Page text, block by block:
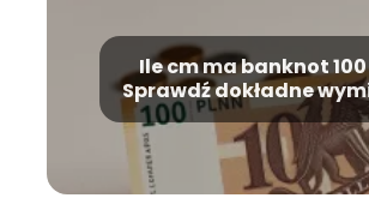
Ile cm ma banknot 100
Sprawdź dokładne